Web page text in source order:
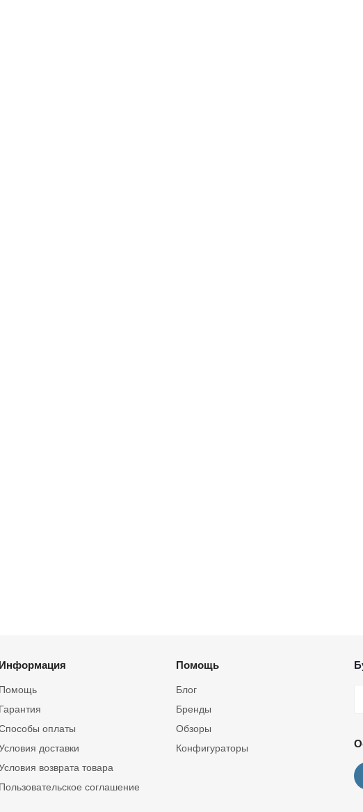
Информация
Помощь
Гарантия
оплаты
доставки
возврата товара
Пользовательское соглашение
Помощь
Блог
Бренды
Обзоры
Конфигураторы